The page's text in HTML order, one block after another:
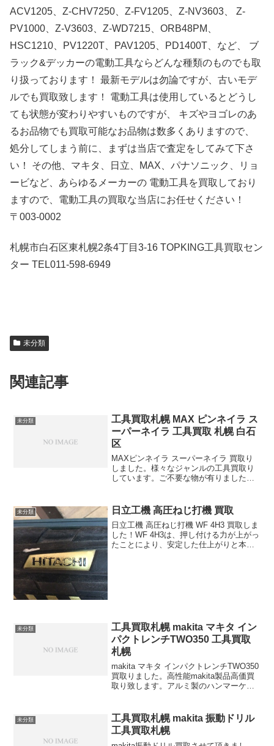
ACV1205、Z-CHV7250、Z-FV1205、Z-NV3603、 Z-
PV1000、Z-V3603、Z-WD7215、ORB48PM、
HSC1210、PV1220T、PAV1205、PD1400T、など、 ブ
ラック&デッカーの電動工具ならどんな種類のものでも取
り扱っております！ 最新モデルは勿論ですが、古いモデ
ルでも買取致します！ 電動工具は使用しているとどうし
ても状態が変わりやすいものですが、 キズやヨゴレのあ
るお品物でも買取可能なお品物は数多くありますので、
処分してしまう前に、まずは当店で査定をしてみて下さ
い！ その他、マキタ、日立、MAX、パナソニック、リョ
ービなど、あらゆるメーカーの 電動工具を買取しており
ますので、電動工具の買取な当店にお任せください！
〒003-0002
札幌市白石区東札幌2条4丁目3-16 TOPKING工具買取セン
ター TEL011-598-6949
未分類
関連記事
未分類
工具買取札幌 MAX ピンネイラ ス
ーパーネイラ 工具買取 札幌 白石
区
MAXピンネイラ スーパーネイラ 買取り
しました。様々なジャンルの工具買取り
しています。ご不要な物が有りましたら
未分類 日立工機 高圧ねじ打機 買取
日立工機 高圧ねじ打機 WF 4H3 買取しま
した！WF 4H3は、押し付ける力が上がっ
たことにより、安定した仕上がりと本体
未分類
工具買取札幌 makita マキタ イン
パクトレンチTWO350 工具買取
札幌
makita マキタ インパクトレンチTWO350
買取りました。高性能makita製品高価買
取り致します。アルミ製のハンマーケー
かどるのでは、ないでしょうか？職人さ
ん...
未分類
工具買取札幌 makita 振動ドリル
工具買取札幌